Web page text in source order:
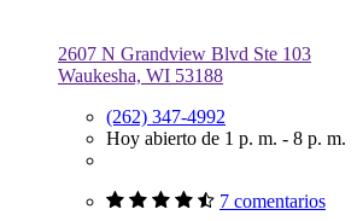
2607 N Grandview Blvd Ste 103
Waukesha, WI 53188
(262) 347-4992
Hoy abierto de 1 p. m. - 8 p. m.
7 comentarios